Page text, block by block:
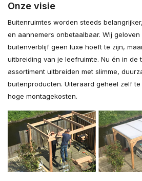
Onze visie
Buitenruimtes worden steeds
en aannemers onbetaalbaar. Wij
buitenverblijf geen luxe hoeft te zijn,
uitbreiding van je leefruimte. Nu én in de
assortiment uitbreiden met slimme,
buitenproducten. Uiteraard geheel zelf
hoge montagekosten.